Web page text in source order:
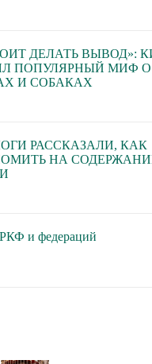
ДЕЛАТЬ ВЫВОД»:
ПОПУЛЯРНЫЙ МИФ О
И СОБАКАХ
РАССКАЗАЛИ, КАК
НА
и федераций